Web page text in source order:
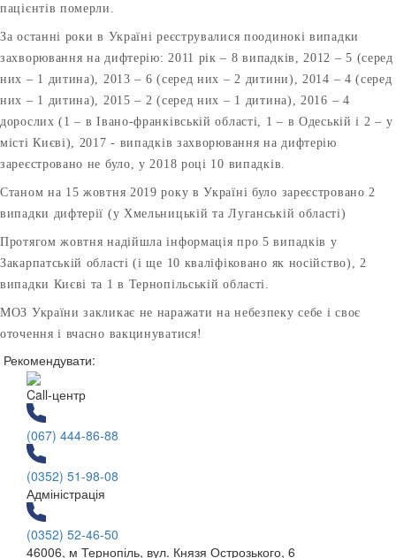
пацієнтів померли.
За останні роки в Україні реєструвалися поодинокі випадки
захворювання на дифтерію: 2011 рік – 8 випадків, 2012 – 5 (серед
них – 1 дитина), 2013 – 6 (серед них – 2 дитини), 2014 – 4 (серед
них – 1 дитина), 2015 – 2 (серед них – 1 дитина), 2016 – 4
дорослих (1 – в Івано-франківській області, 1 – в Одеській і 2 – у
місті Києві), 2017 - випадків захворювання на дифтерію
зареєстровано не було, у 2018 році 10 випадків.
Станом на 15 жовтня 2019 року в Україні було зареєстровано 2
випадки дифтерії (у Хмельницькій та Луганській області)
Протягом жовтня надійшла інформація про 5 випадків у
Закарпатській області (і ще 10 кваліфіковано як носійство), 2
випадки Києві та 1 в Тернопільській області.
МОЗ України закликає не наражати на небезпеку себе і своє
оточення і вчасно вакцинуватися!
Рекомендувати:
Call-центр
(067) 444-86-88
(0352) 51-98-08
Адміністрація
(0352) 52-46-50
46006, м Тернопіль, вул. Князя Острозького, 6